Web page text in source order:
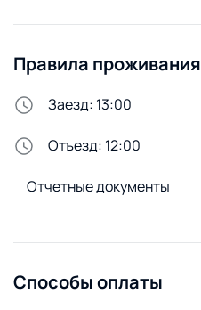
Стиральная машина
Удобства снаружи
Правила проживания
Заезд: 13:00
Отъезд: 12:00
Отчетные документы
Способы оплаты